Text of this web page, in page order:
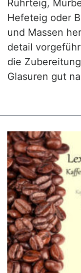
Rührteig,
Hefeteig oder
und Massen
detail
die
Glasuren gut